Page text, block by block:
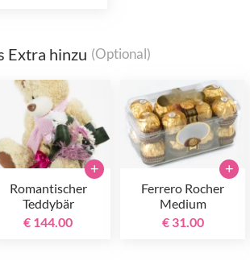
Extra hinzu (Optional)
Romantischer
Teddybär
€ 144.00
+
Ferrero Rocher
Medium
€ 31.00
+